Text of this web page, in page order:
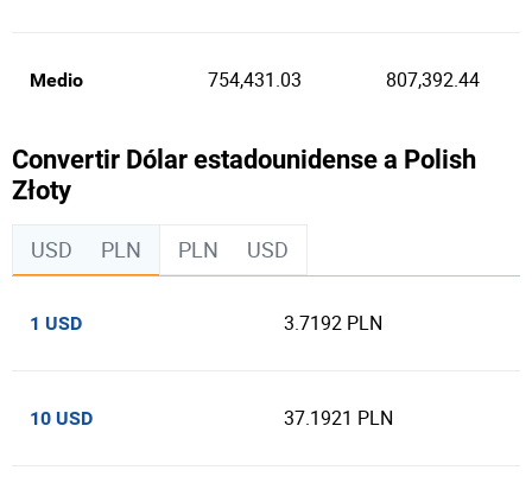
Medio 754,431.03 807,392.44
Convertir Dólar estadounidense a Polish
Złoty
USD PLN PLN USD
1 USD 3.7192 PLN
10 USD 37.1921 PLN